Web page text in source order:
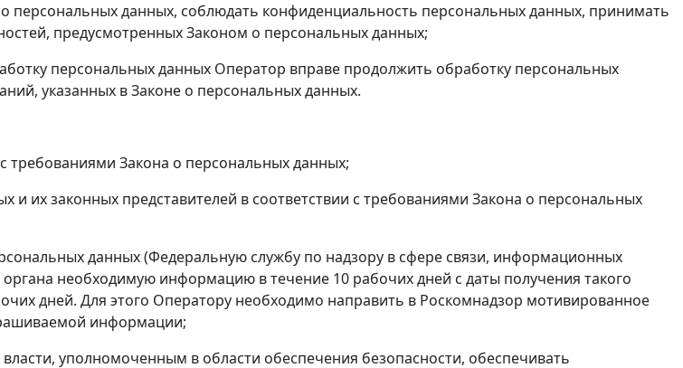
данных, соблюдать конфиденциальность персональных данных, принимать
предусмотренных Законом о персональных данных;
персональных данных Оператор вправе продолжить обработку персональных
указанных в Законе о персональных данных.
Закона о персональных данных;
законных представителей в соответствии с требованиями Закона о персональных
данных (Федеральную службу по надзору в сфере связи, информационных
необходимую информацию в течение 10 рабочих дней с даты получения такого
дней. Для этого Оператору необходимо направить в Роскомнадзор мотивированное
информации;
уполномоченным в области обеспечения безопасности, обеспечивать